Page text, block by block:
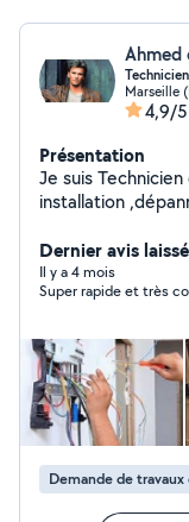
Ahmed
Technicien
Marseille
4,9/5
Présentation
Je suis
installation
suis aussi spécialisé dans la réparation des ordinateurs
coté hard ou soft .
Dernier avis
Il y a 4 mois
Super rapide et très
Demande de